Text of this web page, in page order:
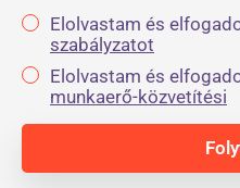
Elolvastam és
szabályzatot
Elolvastam és
munkaerő-közvetítési